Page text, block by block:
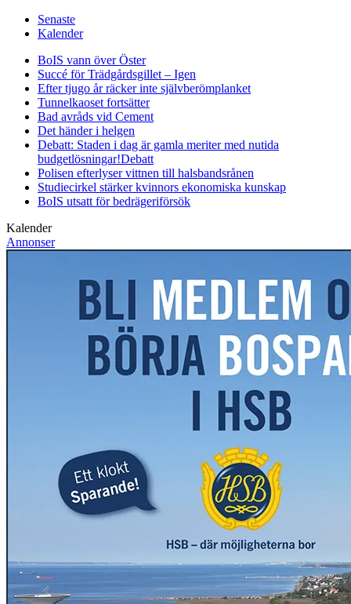
Senaste
Kalender
BoIS vann över Öster
Succé för Trädgårdsgillet – Igen
Efter tjugo år räcker inte självberömplanket
Tunnelkaoset fortsätter
Bad avråds vid Cement
Det händer i helgen
Debatt: Staden i dag är gamla meriter med nutida
budgetlösningar!Debatt
Polisen efterlyser vittnen till halsbandsrånen
Studiecirkel stärker kvinnors ekonomiska kunskap
BoIS utsatt för bedrägeriförsök
Kalender
Annonser